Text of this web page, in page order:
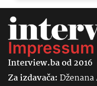
Impressum
Interview.ba od 2016
Za izdavača: